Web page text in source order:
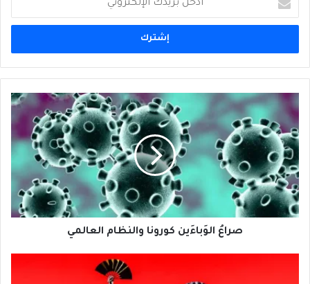
بريدك
الإلكتروني
صراعُ
الوَباءَين
كورونا
والنظام
العالمي
صراعُ الوَباءَين كورونا والنظام العالمي